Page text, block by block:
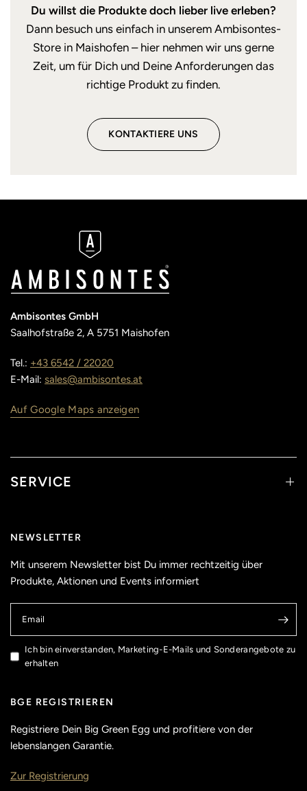
Du willst die Produkte doch lieber live erleben?
Dann besuch uns einfach in unserem Ambisontes-
Store in Maishofen – hier nehmen wir uns gerne
Zeit, um für Dich und Deine Anforderungen das
richtige Produkt zu finden.
KONTAKTIERE UNS
Ambisontes GmbH
Saalhofstraße 2, A 5751 Maishofen
Tel.: +43 6542 / 22020
E-Mail:sales@ambisontes.at
Auf Google Maps anzeigen
SERVICE
NEWSLETTER
Mit unserem Newsletter bist Du immer rechtzeitig über
Produkte, Aktionen und Events informiert
Email
Ich bin einverstanden, Marketing-E-Mails und Sonderangebote zu
erhalten
BGE REGISTRIEREN
Registriere Dein Big Green Egg und profitiere von der
lebenslangen Garantie.
Zur Registrierung